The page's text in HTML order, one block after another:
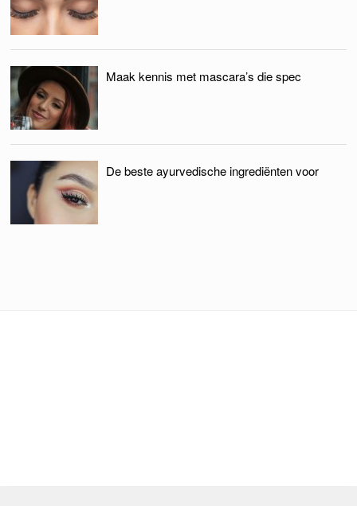
Maak kennis met mascara’s die spec
De beste ayurvedische ingrediënten voor